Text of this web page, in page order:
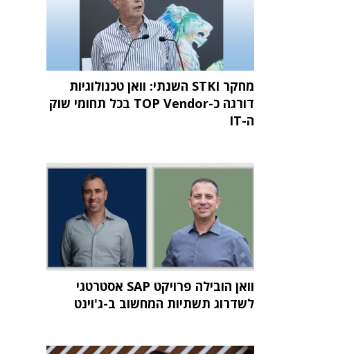
מחקר STKI השנתי: וואן טכנולוגיות
דורגה כ-TOP Vendor בכל תחומי שוק
ה-IT
וואן הובילה פרויקט SAP אסטרטגי
לשדרוג תשתיות המחשוב ב-ג'וינט